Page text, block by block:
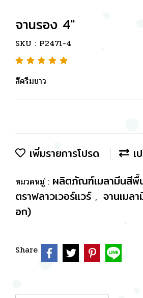
จานรอง 4"
SKU : P2471-4
สีครีมขาว
เพิ่มรายการโปรด เ
หมวดหมู่ : ผลิตภัณฑ์เมลามีนสีพื้
ตราฟลาวเวอร์แวร์ , จานเมล
อก)
Share